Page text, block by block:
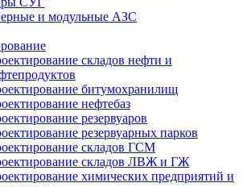
и модульные АЗС
складов нефти и
битумохранилищ
нефтебаз
резервуаров
резервуарных парков
складов ГСМ
складов ЛВЖ и ГЖ
химических предприятий и